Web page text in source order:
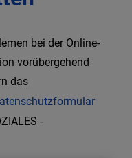
bei der Online-
vorübergehend
das
-